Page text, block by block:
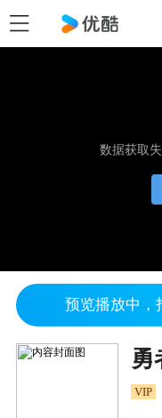
数据获取
预览播放中，
勇
VIP